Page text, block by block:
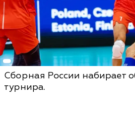
Сборная России набирает
турнира.